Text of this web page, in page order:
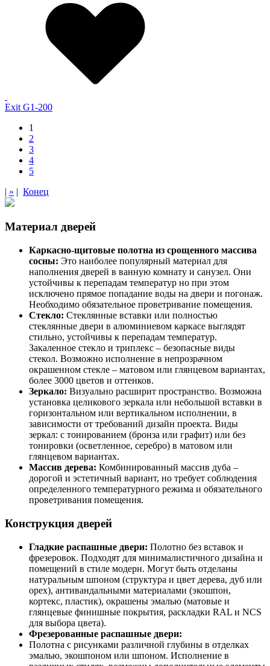
Exit G1-200
1
2
3
4
5
| » | Конец
Материал дверей
Каркасно-щитовые полотна из срощенного массива
сосны: Это наиболее популярный материал для
наполнения дверей в ванную комнату и санузел. Они
устойчивы к перепадам температур но при этом
исключено прямое попадание воды на двери и погонаж.
Необходимо обязательное проветривание помещения.
Стекло: Стеклянные вставки или полностью
стеклянные двери в алюминиевом каркасе выглядят
стильно, устойчивы к перепадам температур.
Закаленное стекло и триплекс – безопасные виды
стекол. Возможно исполнение в непрозрачном
окрашенном стекле – матовом или глянцевом вариантах,
более 3000 цветов и оттенков.
Зеркало: Визуально расширит пространство. Возможна
установка целикового зеркала или небольшой вставки в
горизонтальном или вертикальном исполнении, в
зависимости от требований дизайн проекта. Виды
зеркал: с тонированием (бронза или графит) или без
тонировки (осветленное, серебро) в матовом или
глянцевом вариантах.
Массив дерева: Комбинированный массив дуба –
дорогой и эстетичный вариант, но требует соблюдения
определенного температурного режима и обязательного
проветривания помещения.
Конструкция дверей
Гладкие распашные двери: Полотно без вставок и
фрезеровок. Подходят для минималистичного дизайна и
помещений в стиле модерн. Могут быть отделаны
натуральным шпоном (структура и цвет дерева, дуб или
орех), антивандальными материалами (экошпон,
кортекс, пластик), окрашены эмалью (матовые и
глянцевые финишные покрытия, раскладки RAL и NCS
для выбора цвета).
Фрезерованные распашные двери:
Полотна с рисунками различной глубины в отделках
эмалью, экошпоном или шпоном. Исполнение в